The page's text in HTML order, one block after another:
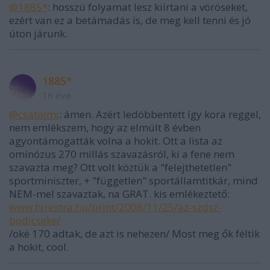
@1885*: hosszú folyamat lesz kiírtani a vöröseket,
ezért van ez a betámadás is, de meg kell tenni és jó
úton járunk.
1885*
@csatoimi: ámen. Azért ledöbbentett így kora reggel,
nem emlékszem, hogy az elmúlt 8 évben
agyontámogatták volna a hokit. Ott a lista az
ominózus 270 millás szavazásról, ki a fene nem
szavazta meg? Ott volt köztük a "felejthetetlen"
sportminiszter, + "független" sportállamtitkár, mind
NEM-mel szavaztak, na GRAT. kis emlékeztető:
www.hirextra.hu/print/2008/11/25/az-szdsz-
bodicseke/
/oké 170 adtak, de azt is nehezen/ Most meg ők féltik
a hokit, cool.